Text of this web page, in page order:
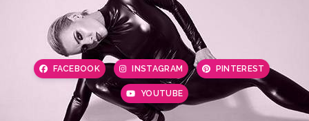
FACEBOOK INSTAGRAM PINTEREST
YOUTUBE